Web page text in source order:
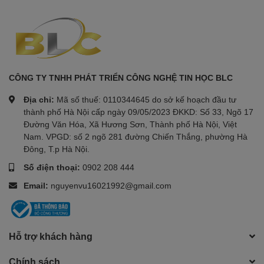
CÔNG TY TNHH PHÁT TRIỂN CÔNG NGHỆ TIN HỌC BLC
Địa chỉ: Mã số thuế: 0110344645 do sở kế hoạch đầu tư
thành phố Hà Nội cấp ngày 09/05/2023 ĐKKD: Số 33, Ngõ 17
Đường Văn Hóa, Xã Hương Sơn, Thành phố Hà Nội, Việt
Nam. VPGD: số 2 ngõ 281 đường Chiến Thắng, phường Hà
Đông, T.p Hà Nội.
Số điện thoại: 0902 208 444
Email: nguyenvu16021992@gmail.com
Hỗ trợ khách hàng
Chính sách